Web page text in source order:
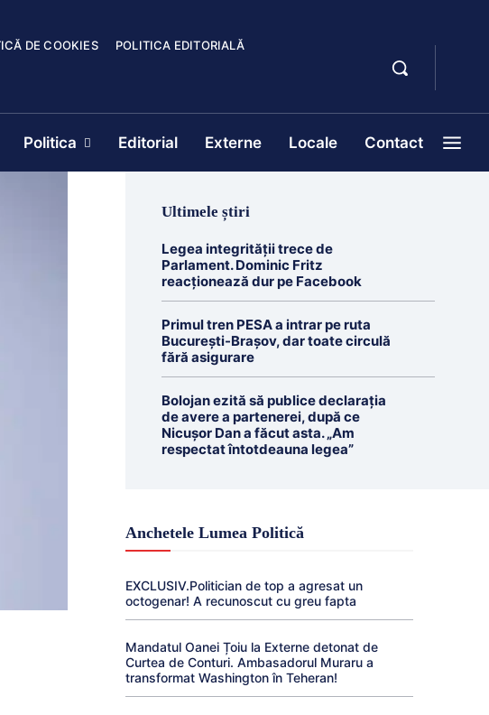
DE COOKIES POLITICA EDITORIALĂ
Politica Editorial Externe Locale Contact
Ultimele știri
Legea integrității trece de
Parlament. Dominic Fritz
reacționează dur pe Facebook
Primul tren PESA a intrar pe ruta
București-Brașov, dar toate circulă
fără asigurare
Bolojan ezită să publice declarația
de avere a partenerei, după ce
Nicușor Dan a făcut asta. „Am
respectat întotdeauna legea”
Anchetele Lumea Politică
EXCLUSIV.Politician de top a agresat un
octogenar! A recunoscut cu greu fapta
Mandatul Oanei Țoiu la Externe detonat de
Curtea de Conturi. Ambasadorul Muraru a
transformat Washington în Teheran!